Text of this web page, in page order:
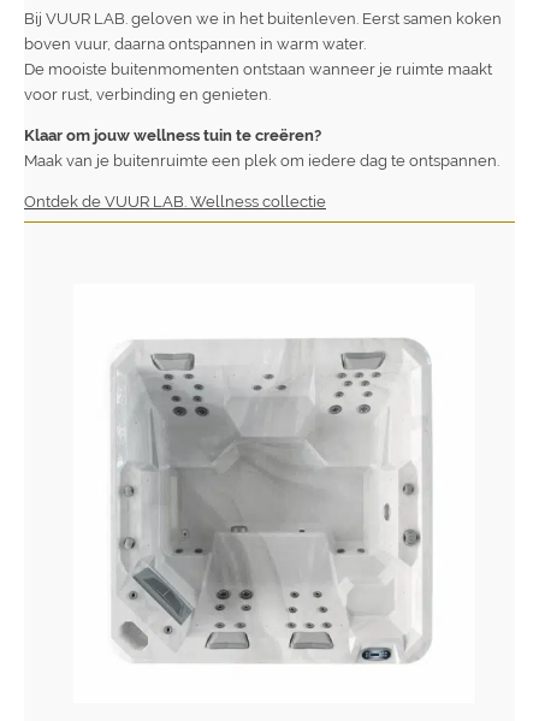
Bij VUUR LAB. geloven we in het buitenleven. Eerst samen koken
boven vuur, daarna ontspannen in warm water.
De mooiste buitenmomenten ontstaan wanneer je ruimte maakt
voor rust, verbinding en genieten.
Klaar om jouw wellness tuin te creëren?
Maak van je buitenruimte een plek om iedere dag te ontspannen.
Ontdek de VUUR LAB. Wellness collectie